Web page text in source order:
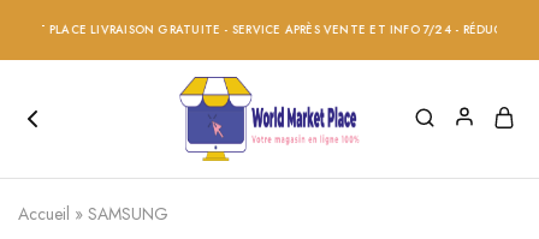
PLACE LIVRAISON GRATUITE - SERVICE APRÈS VENTE ET INFO 7/24 - RÉDUCTION
Accueil » SAMSUNG